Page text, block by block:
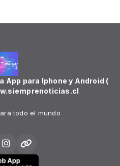
App para Iphone y Android (
todo el mundo